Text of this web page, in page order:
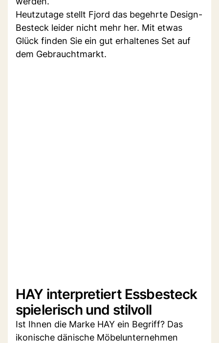
Heutzutage stellt Fjord das begehrte Design-
Besteck leider nicht mehr her. Mit etwas
Glück finden Sie ein gut erhaltenes Set auf
dem Gebrauchtmarkt.
HAY interpretiert Essbesteck
spielerisch und stilvoll
Ist Ihnen die Marke HAY ein Begriff? Das
ikonische dänische Möbelunternehmen